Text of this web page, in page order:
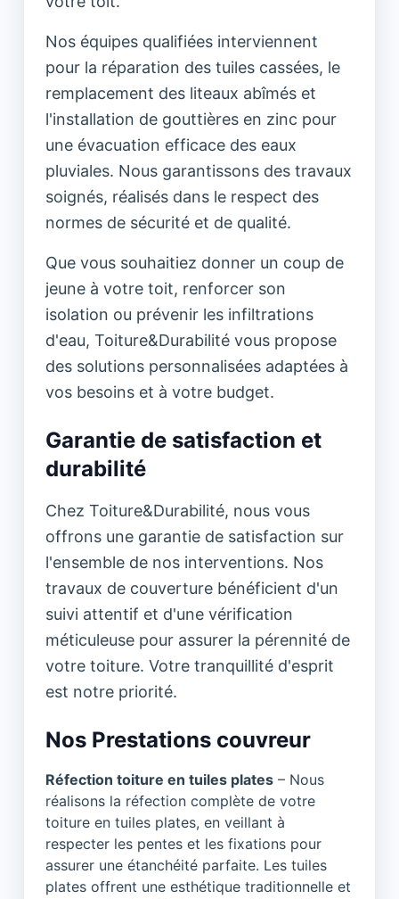
Nos équipes qualifiées interviennent
pour la réparation des tuiles cassées, le
remplacement des liteaux abîmés et
l'installation de gouttières en zinc pour
une évacuation efficace des eaux
pluviales. Nous garantissons des travaux
soignés, réalisés dans le respect des
normes de sécurité et de qualité.
Que vous souhaitiez donner un coup de
jeune à votre toit, renforcer son
isolation ou prévenir les infiltrations
d'eau, Toiture&Durabilité vous propose
des solutions personnalisées adaptées à
vos besoins et à votre budget.
Garantie de satisfaction et
durabilité
Chez Toiture&Durabilité, nous vous
offrons une garantie de satisfaction sur
l'ensemble de nos interventions. Nos
travaux de couverture bénéficient d'un
suivi attentif et d'une vérification
méticuleuse pour assurer la pérennité de
votre toiture. Votre tranquillité d'esprit
est notre priorité.
Nos Prestations couvreur
Réfection toiture en tuiles plates – Nous
réalisons la réfection complète de votre
toiture en tuiles plates, en veillant à
respecter les pentes et les fixations pour
assurer une étanchéité parfaite. Les tuiles
plates offrent une esthétique traditionnelle et